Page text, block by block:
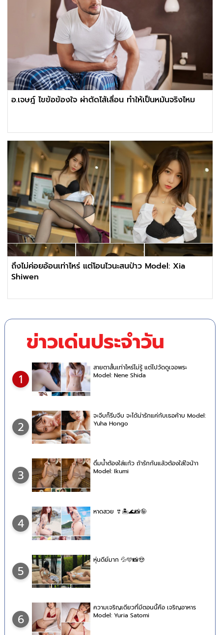
อ.เจษฎ์ ไขข้อข้องใจ ผ่าตัดไส้เลื่อน ทำให้เป็นหมันจริงไหม
ถึงไม่ค่อยอ้อนเท่าไหร่ แต่โอนไวนะสนป่าว Model: Xia
Shiwen
ข่าวเด่นประจำวัน
1
สายตาสั้นเท่าไหร่ไม่รู้ แต่ไปวัดดูเจอพระ
Model: Nene Shida
2
จะจีบก็รีบจีบ จะได้น่ารักแค่กับเธอค้าบ Model:
Yuha Hongo
3
ดื่มน้ำต้องใส่แก้ว ถ้ารักกันแล้วต้องใส่ใจน้าา
Model: Ikumi
4
หาดสวย 👙🏝🌊📸🤪
5
หุ่นดีย์มาก 💦🩵📸😍
6
ความเจริญเดียวที่มีตอนนี้คือ เจริญอาหาร
Model: Yuria Satomi